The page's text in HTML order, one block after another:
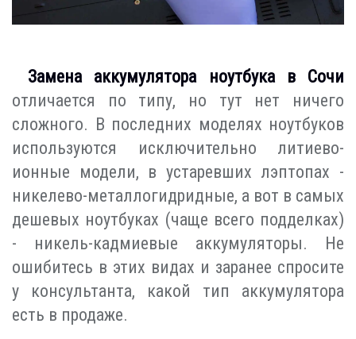
Замена аккумулятора ноутбука в Сочи
отличается по типу, но тут нет ничего
сложного. В последних моделях ноутбуков
используются исключительно литиево-
ионные модели, в устаревших лэптопах -
никелево-металлогидридные, а вот в самых
дешевых ноутбуках (чаще всего подделках)
- никель-кадмиевые аккумуляторы. Не
ошибитесь в этих видах и заранее спросите
у консультанта, какой тип аккумулятора
есть в продаже.